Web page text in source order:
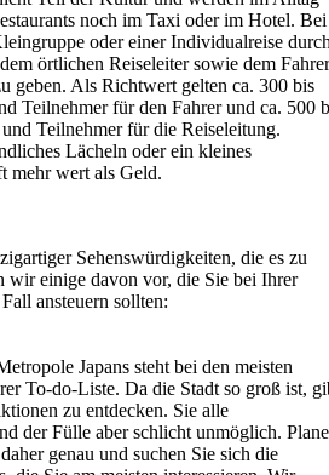
noch im Taxi oder im Hotel. Bei
oder einer Individualreise
örtlichen Reiseleiter sowie dem Fahrer
geben. Als Richtwert gelten ca. 300 bis
Teilnehmer für den Fahrer und ca. 500
Teilnehmer für die Reiseleitung.
Lächeln oder ein kleines
mehr wert als Geld.
Sehenswürdigkeiten, die es zu
wir einige davon vor, die Sie bei Ihrer
ansteuern sollten:
Japans steht bei den meisten
To-do-Liste. Da die Stadt so groß ist,
zu entdecken. Sie alle
der Fülle aber schlicht unmöglich.
genau und suchen Sie sich die